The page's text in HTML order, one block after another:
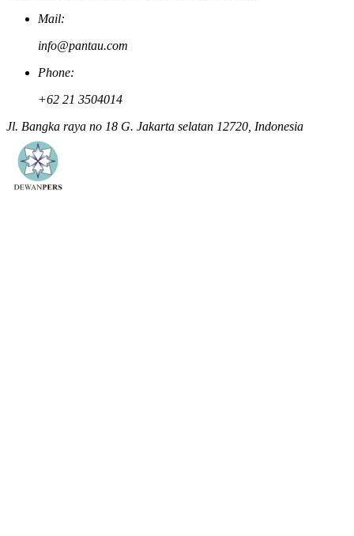
Mail:
info@pantau.com
Phone:
+62 21 3504014
Jl. Bangka raya no 18 G. Jakarta selatan 12720, Indonesia